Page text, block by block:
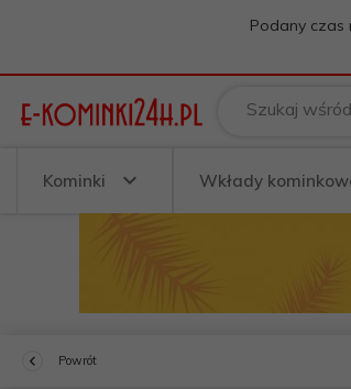
Podany czas
Szukaj
Kominki Wkłady
Powrót